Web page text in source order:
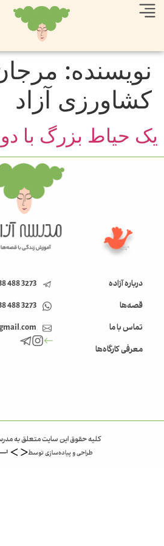
نویسنده:
کشاورزی آزاد
یک حیاط بزرگ با
درباره آزاده
قصه‌ها
تماس با ما
معرفی کارگاه‌ها
3273 488 438 1+
3273 488 438 1+
کلیه حقوق این سایت متعلق به
طراحی و پیاده‌سازی توسط